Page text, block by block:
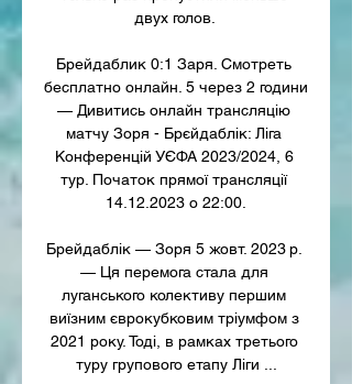
двух голов.
Брейдаблик 0:1 Заря. Смотреть
бесплатно онлайн. 5 через 2 години
— Дивитись онлайн трансляцію
матчу Зоря - Брєйдаблік: Ліга
Конференцій УЄФА 2023/2024, 6
тур. Початок прямої трансляції
14.12.2023 о 22:00.
Брейдаблік — Зоря 5 жовт. 2023 р.
— Ця перемога стала для
луганського колективу першим
виїзним єврокубковим тріумфом з
2021 року. Тоді, в рамках третього
туру групового етапу Ліги ...